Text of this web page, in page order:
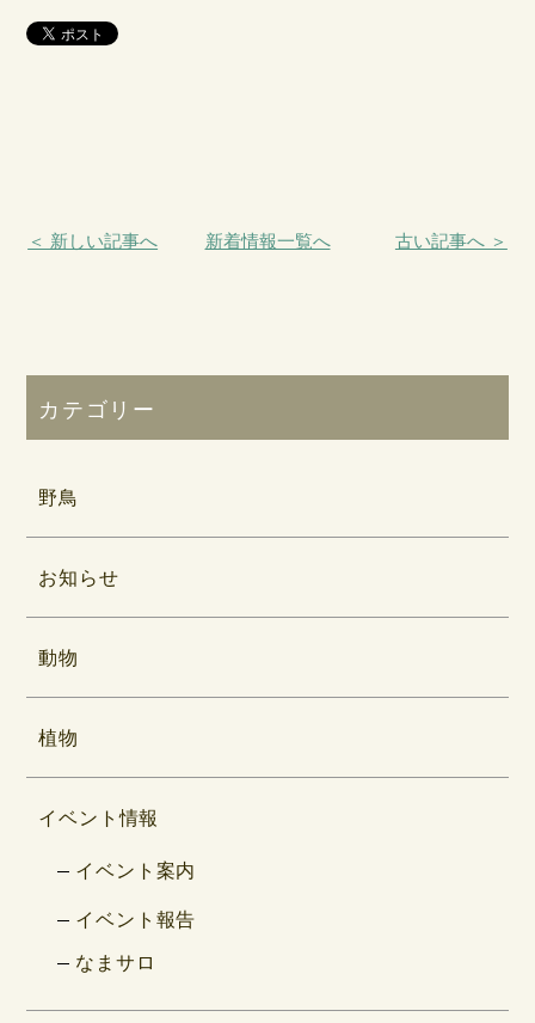
＜ 新しい記事へ 新着情報一覧へ 古い記事へ ＞
カテゴリー
野鳥
お知らせ
動物
植物
イベント情報
イベント案内
イベント報告
なまサロ